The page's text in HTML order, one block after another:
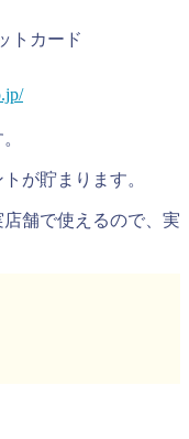
トカード
が貯まります。
舗で使えるので、実